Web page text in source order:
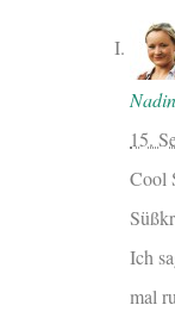
15.
Cool
Ich
mal